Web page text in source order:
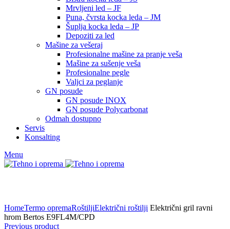
Mrvljeni led – JF
Puna, čvrsta kocka leda – JM
Šuplja kocka leda – JP
Depoziti za led
Mašine za vešeraj
Profesionalne mašine za pranje veša
Mašine za sušenje veša
Profesionalne pegle
Valjci za peglanje
GN posude
GN posude INOX
GN posude Polycarbonat
Odmah dostupno
Servis
Konsalting
Menu
HomeTermo opremaRoštiljiElektrični roštilji Električni gril ravni
hrom Bertos E9FL4M/CPD
Previous product